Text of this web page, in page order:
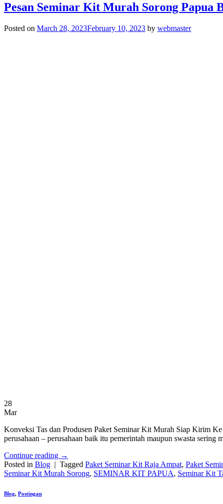
Pesan Seminar Kit Murah Sorong Papua
Posted on March 28, 2023February 10, 2023 by webmaster
28
Mar
Konveksi Tas dan Produsen Paket Seminar Kit Murah Siap Kirim
perusahaan – perusahaan baik itu pemerintah maupun swasta
Continue reading →
Posted in Blog | Tagged Paket Seminar Kit Raja Ampat, Paket
Seminar Kit Murah Sorong, SEMINAR KIT PAPUA, Seminar Kit
Blog, Postingan